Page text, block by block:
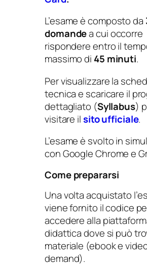
L’esame è composto da
domandea cui occorre
rispondere entro il
massimo di 45 minuti.
Per visualizzare la
tecnica e scaricare il
dettagliato (Syllabus)
visitare ilsito ufficiale.
L’esame è svolto in
con Google Chrome e
Come prepararsi
Una volta acquistato
viene fornito il codice
accedere alla
didattica dove si può
materiale (ebook e
demand).